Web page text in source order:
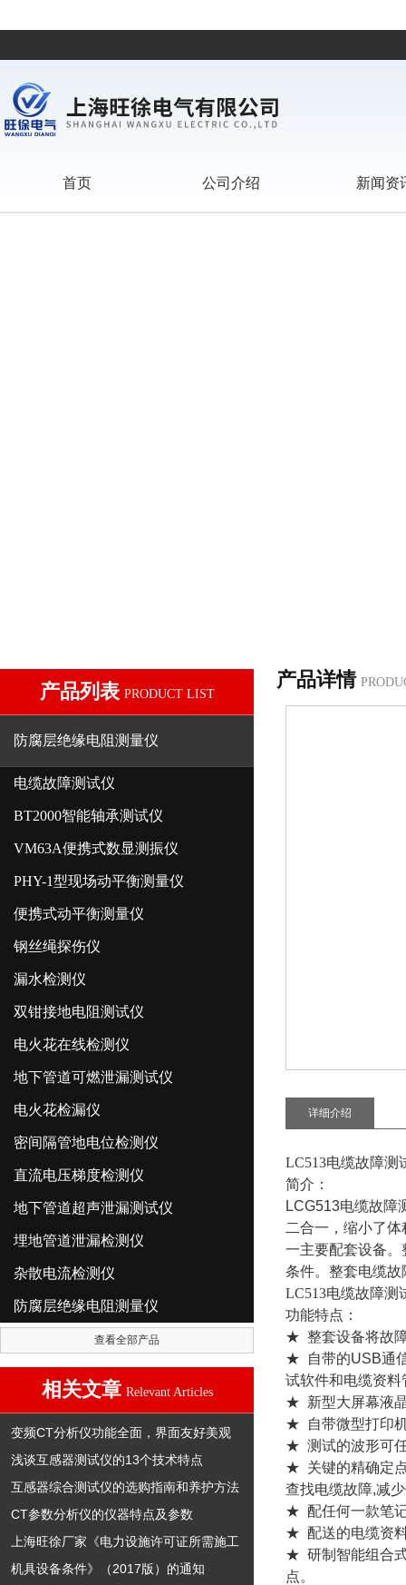
首页 公司介绍 新闻资
产品列表 PRODUCT LIST
防腐层绝缘电阻测量仪
电缆故障测试仪
BT2000智能轴承测试仪
VM63A便携式数显测振仪
PHY-1型现场动平衡测量仪
便携式动平衡测量仪
钢丝绳探伤仪
漏水检测仪
双钳接地电阻测试仪
电火花在线检测仪
地下管道可燃泄漏测试仪
电火花检漏仪
密间隔管地电位检测仪
直流电压梯度检测仪
地下管道超声泄漏测试仪
埋地管道泄漏检测仪
杂散电流检测仪
防腐层绝缘电阻测量仪
查看全部产品
相关文章 Relevant Articles
变频CT分析仪功能全面，界面友好美观
浅谈互感器测试仪的13个技术特点
互感器综合测试仪的选购指南和养护方法
CT参数分析仪的仪器特点及参数
上海旺徐厂家《电力设施许可证所需施工
机具设备条件》（2017版）的通知
产品详情
详细介绍
LC513电缆故障测
简介：
LCG513电缆故障
二合一，缩小了
一主要配套设备
条件。整套电缆
LC513电缆故障测
功能特点：
★ 整套设备将故
★ 自带的USB通
试软件和电缆资
★ 新型大屏幕液
★ 自带微型打印
★ 测试的波形可
★ 关键的精确定
查找电缆故障,减
★ 配任何一款笔
★ 配送的电缆资
★ 研制智能组合
点。